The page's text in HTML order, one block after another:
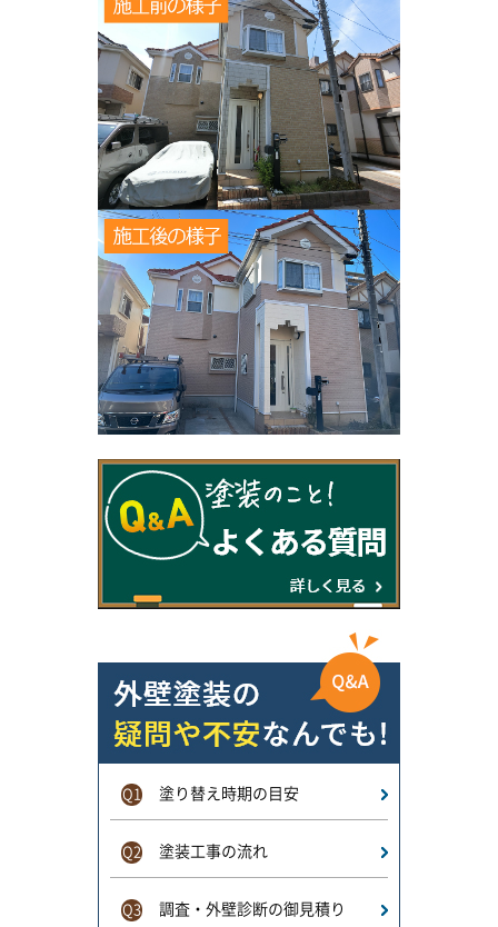
Q1 塗り替え時期の目安
Q2 塗装工事の流れ
Q3 調査・外壁診断の御見積り